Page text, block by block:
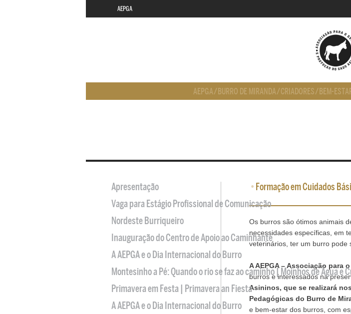
AEPGA
AEPGA/ BURRO DE MIRANDA/CRIADORES/ BEM-
• Formação em Cuidados
Os burros são ótimos animais
necessidades específicas, em
veterinários, ter um burro pode
A AEPGA – Associação para
burros e interessados na
Asininos, que se realizará
Pedagógicas do Burro de
e bem-estar dos burros, com
Apresentação
Vaga para Estágio Profissional de Comunicação
Nordeste Burriqueiro
Inauguração do Centro de Apoio ao Caminhante
A AEPGA e o Dia Internacional do Burro
Montesinho a Pé: Quando o rio se faz ao caminho | Moinhos de Água e
Primavera em Festa | Primavera an Fiesta
A AEPGA e o Dia Internacional do Burro